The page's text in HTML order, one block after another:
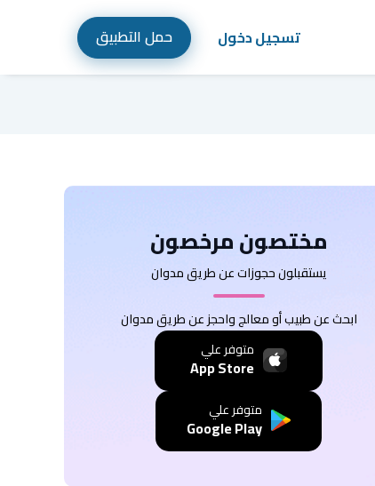
تسجيل دخول حمل التطبيق
مختصون مرخصون
يستقبلون حجوزات عن طريق مدوان
ابحث عن طبيب أو معالج واحجز عن طريق مدوان
متوفر علي
App Store
متوفر علي
Google Play